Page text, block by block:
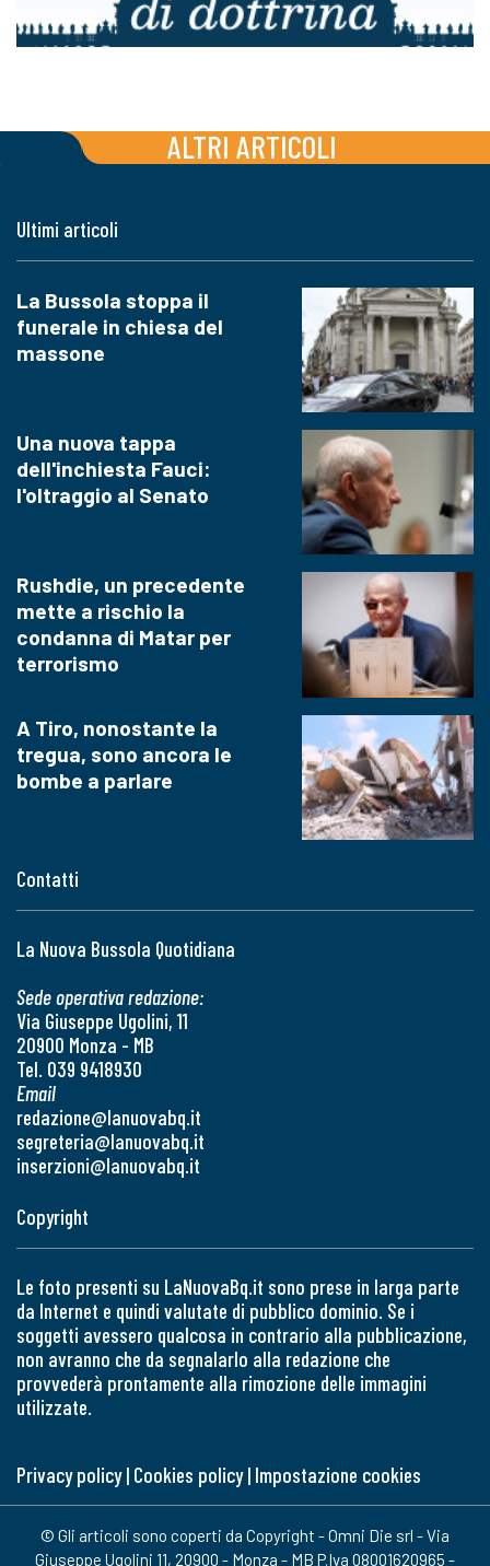
ALTRI ARTICOLI
Contatti
La Nuova Bussola Quotidiana
Sede operativa redazione:
Via Giuseppe Ugolini, 11
20900 Monza - MB
Tel. 039 9418930
Email
redazione@lanuovabq.it
segreteria@lanuovabq.it
inserzioni@lanuovabq.it
Ultimi articoli
La Bussola stoppa il
funerale in chiesa del
massone
Una nuova tappa
dell'inchiesta Fauci:
l'oltraggio al Senato
Rushdie, un precedente
mette a rischio la
condanna di Matar per
terrorismo
A Tiro, nonostante la
tregua, sono ancora le
bombe a parlare
Copyright
Le foto presenti su LaNuovaBq.it sono prese in larga parte
da Internet e quindi valutate di pubblico dominio. Se i
soggetti avessero qualcosa in contrario alla pubblicazione,
non avranno che da segnalarlo alla redazione che
provvederà prontamente alla rimozione delle immagini
utilizzate.
Privacy policy| Cookies policy| Impostazione cookies
© Gli articoli sono coperti da Copyright - Omni Die srl - Via
Giuseppe Ugolini 11, 20900 - Monza - MB P.Iva 08001620965 -